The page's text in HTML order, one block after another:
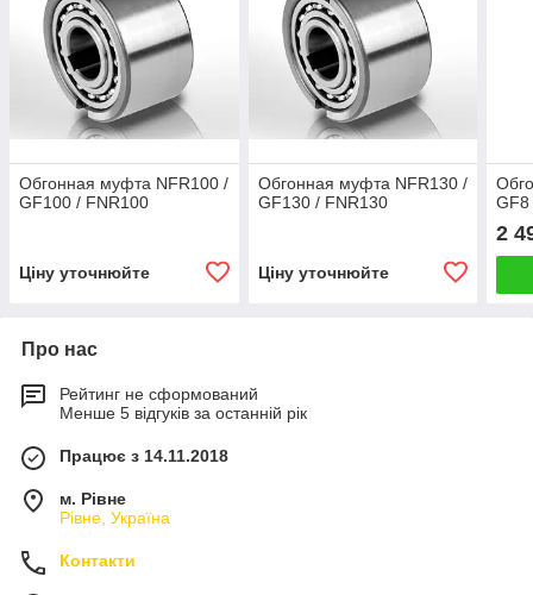
Обгонная муфта NFR100 /
GF100 / FNR100
Ціну уточнюйте
Обгонная муфта NFR130 /
GF130 / FNR130
Ціну уточнюйте
GF8
2
Про нас
Рейтинг не сформований
Менше 5 відгуків за останній рік
Працює з 14.11.2018
м. Рівне
Рівне, Україна
Контакти